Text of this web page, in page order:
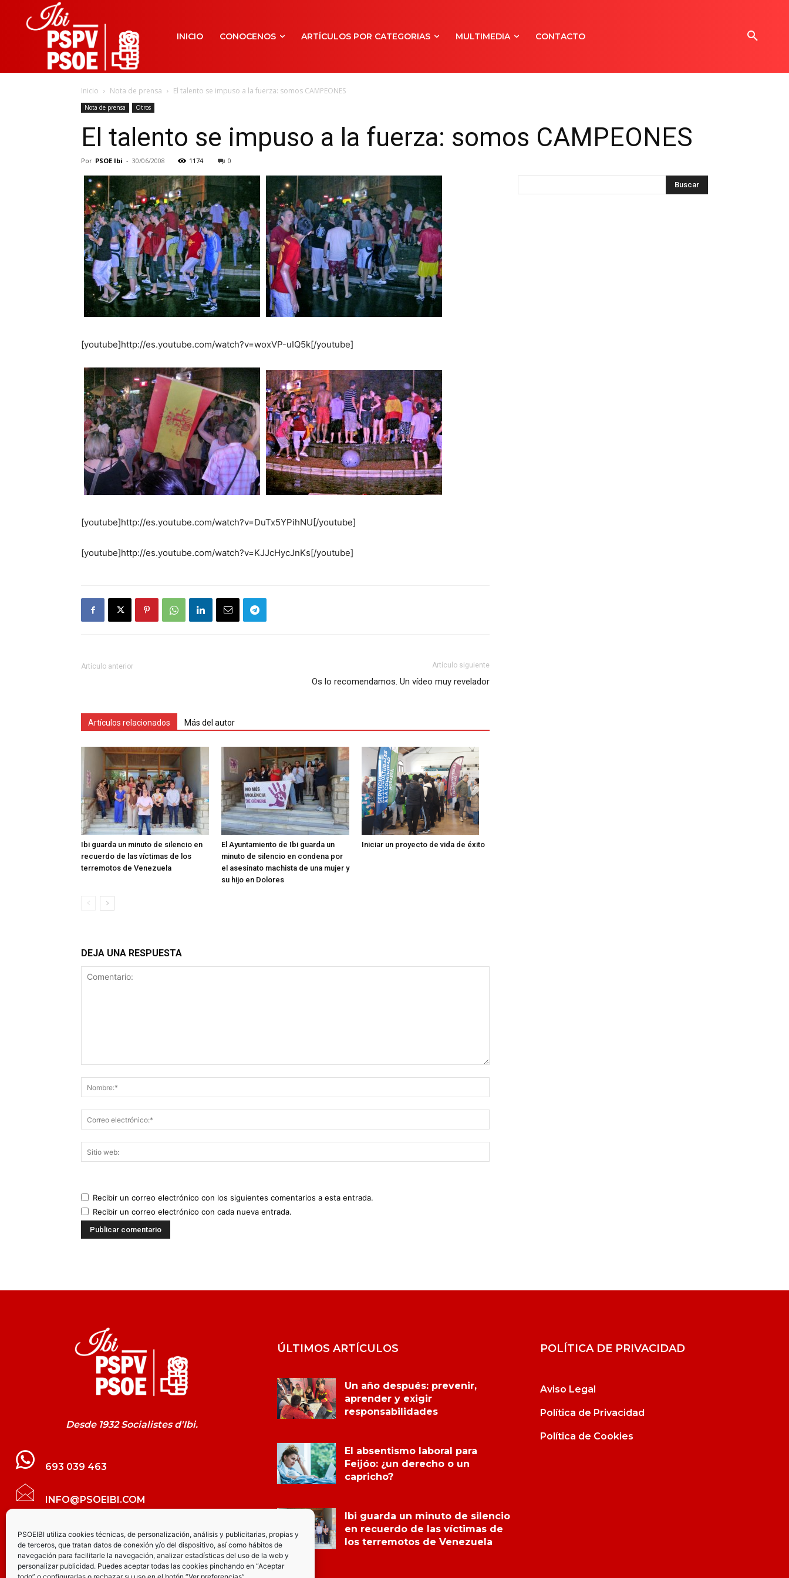
PSOEIBI utiliza cookies técnicas, de personalización, análisis y publicitarias, propias y
de terceros, que tratan datos de conexión y/o del dispositivo, así como hábitos de
navegación para facilitarle la navegación, analizar estadísticas del uso de la web y
personalizar publicidad. Puedes aceptar todas las cookies pinchando en “Aceptar
INICIO CONOCENOS ARTÍCULOS POR CATEGORIAS MULTIMEDIA CONTACTO
Inicio Nota de prensa El talento se impuso a la fuerza: somos CAMPEONES
Nota de prensa Otros
El talento se impuso a la fuerza: somos CAMPEONES
Por PSOE Ibi - 30/06/2008 1174 0
[youtube]http://es.youtube.com/watch?v=woxVP-uIQ5k[/youtube]
[youtube]http://es.youtube.com/watch?v=DuTx5YPihNU[/youtube]
[youtube]http://es.youtube.com/watch?v=KJJcHycJnKs[/youtube]
Artículo anterior Artículo siguiente
Os lo recomendamos. Un vídeo muy revelador
Artículos relacionados Más del autor
Ibi guarda un minuto de silencio en
recuerdo de las víctimas de los
terremotos de Venezuela
El Ayuntamiento de Ibi guarda un
minuto de silencio en condena por
el asesinato machista de una mujer y
su hijo en Dolores
Iniciar un proyecto de vida de éxito
DEJA UNA RESPUESTA
Recibir un correo electrónico con los siguientes comentarios a esta entrada.
Recibir un correo electrónico con cada nueva entrada.
Desde 1932 Socialistes d'Ibi.
693 039 463
INFO@PSOEIBI.COM
GRUPO MUNICIPAL SOCIALISTA DE IBI C/
LES ERES, 48 – 3º - DESPACHO PSOE
ÚLTIMOS ARTÍCULOS
Un año después: prevenir,
aprender y exigir
responsabilidades
El absentismo laboral para
Feijóo: ¿un derecho o un
capricho?
Ibi guarda un minuto de silencio
en recuerdo de las víctimas de
los terremotos de Venezuela
POLÍTICA DE PRIVACIDAD
Aviso Legal
Política de Privacidad
Política de Cookies